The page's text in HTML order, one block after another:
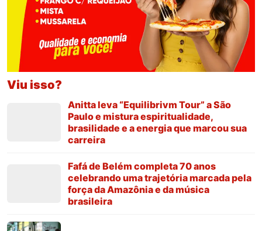
Viu isso?
Anitta leva “Equilibrivm Tour” a São
Paulo e mistura espiritualidade,
brasilidade e a energia que marcou sua
carreira
Fafá de Belém completa 70 anos
celebrando uma trajetória marcada pela
força da Amazônia e da música
brasileira